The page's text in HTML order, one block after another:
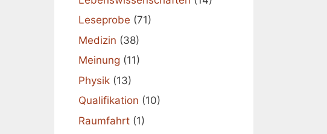
Leseprobe (71)
Medizin (38)
Meinung (11)
Physik (13)
Qualifikation (10)
Raumfahrt (1)